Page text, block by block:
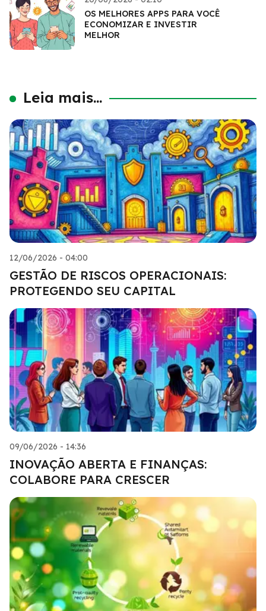
OS MELHORES APPS PARA VOCÊ
ECONOMIZAR E INVESTIR
MELHOR
Leia mais...
12/06/2026 - 04:00
GESTÃO DE RISCOS OPERACIONAIS:
PROTEGENDO SEU CAPITAL
09/06/2026 - 14:36
INOVAÇÃO ABERTA E FINANÇAS:
COLABORE PARA CRESCER